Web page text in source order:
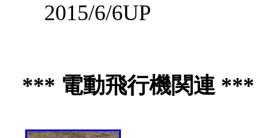
2015/6/6UP
*** 電動飛行機関連 ***